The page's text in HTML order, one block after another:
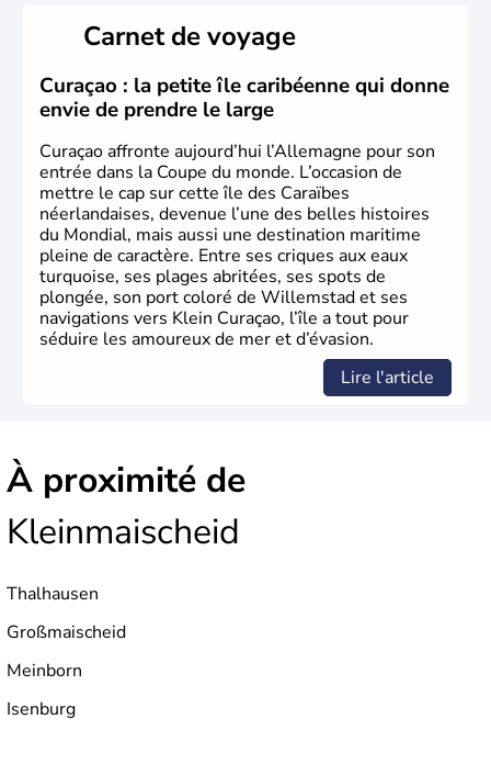
lesquelles bénéficient d'une grande autonomie. Le pays
peut se targuer de grands noms qu'il a vu naître dans tous
les domaines, des arts à la politique en passant par la
philosophie. Hertz, Gutenberg, Heidegger, Thomas Mann,
Herman Hesse ou bien Hegel en font partie.
Carnet de voyage
Curaçao : la petite île caribéenne qui donne
envie de prendre le large
Curaçao affronte aujourd’hui l’Allemagne pour son
entrée dans la Coupe du monde. L’occasion de
mettre le cap sur cette île des Caraïbes
néerlandaises, devenue l’une des belles histoires
du Mondial, mais aussi une destination maritime
pleine de caractère. Entre ses criques aux eaux
turquoise, ses plages abritées, ses spots de
plongée, son port coloré de Willemstad et ses
navigations vers Klein Curaçao, l’île a tout pour
séduire les amoureux de mer et d’évasion.
Lire l'article
À proximité de
Kleinmaischeid
Thalhausen
Großmaischeid
Meinborn
Isenburg